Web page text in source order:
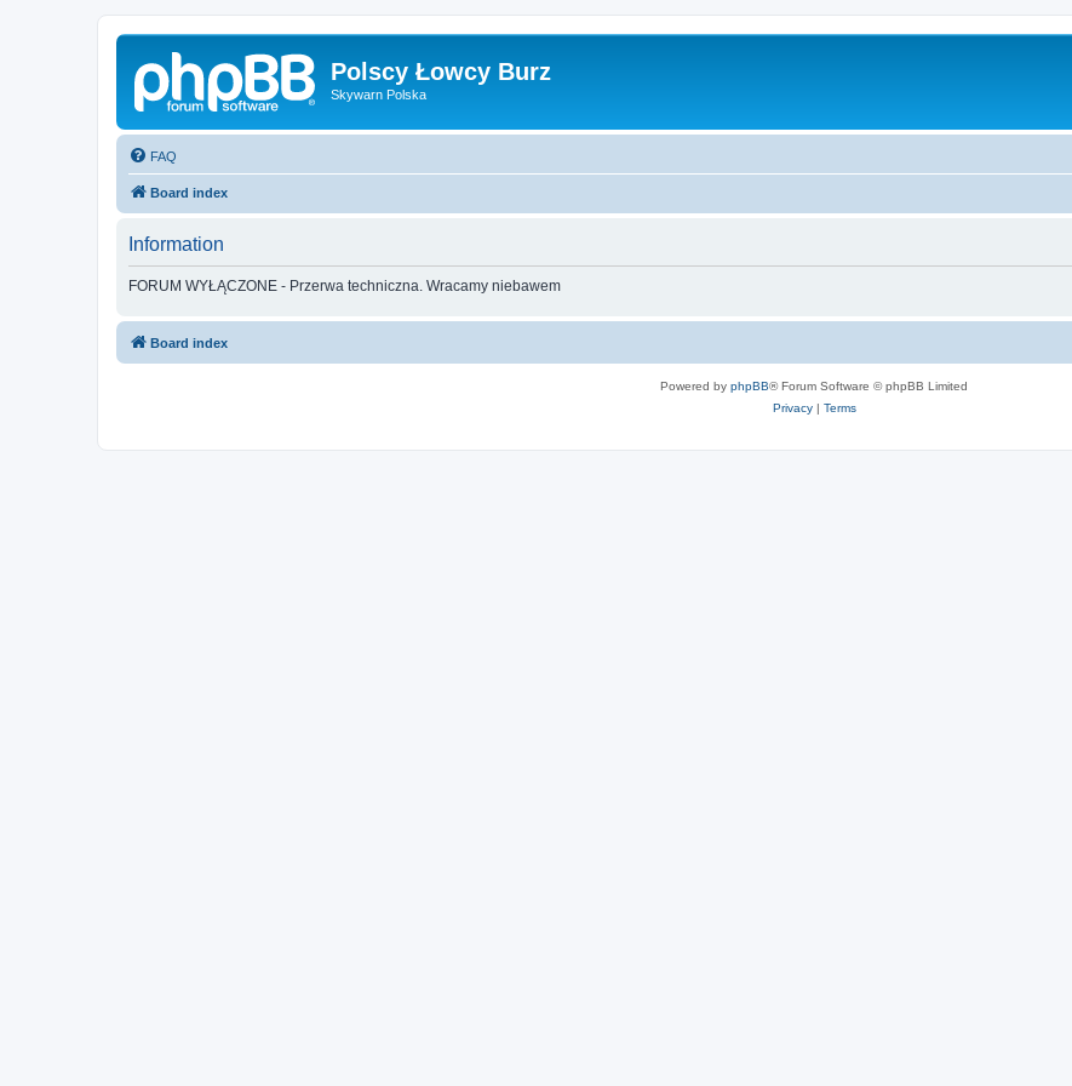
Polscy Łowcy Burz
Skywarn Polska
FAQ
Board index
Information
FORUM WYŁĄCZONE - Przerwa techniczna. Wracamy niebawem
Board index
Powered by phpBB® Forum Software © phpBB Limited
Privacy| Terms